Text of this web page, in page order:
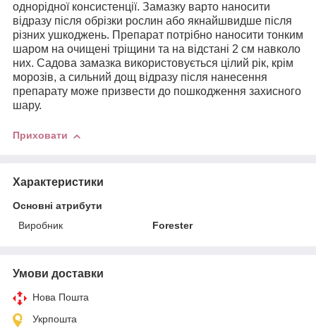
однорідної консистенції. Замазку варто наносити
відразу після обрізки рослин або якнайшвидше після
різних ушкоджень. Препарат потрібно наносити тонким
шаром на очищені тріщини та на відстані 2 см навколо
них. Садова замазка використовується цілий рік, крім
морозів, а сильний дощ відразу після нанесення
препарату може призвести до пошкодження захисного
шару.
Приховати
Характеристики
Основні атрибути
Виробник
Forester
Умови доставки
Нова Пошта
Укрпошта